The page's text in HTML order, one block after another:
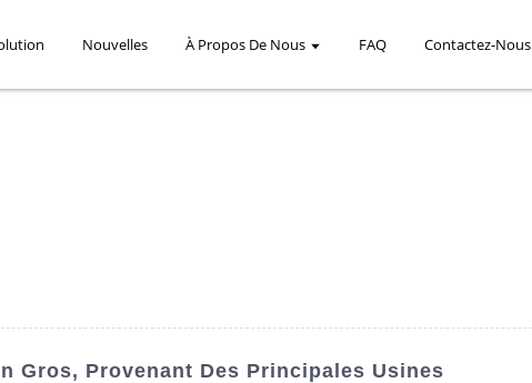
Nouvelles À Propos De Nous FAQ Contactez-Nous
Gros, Provenant Des Principales Usines